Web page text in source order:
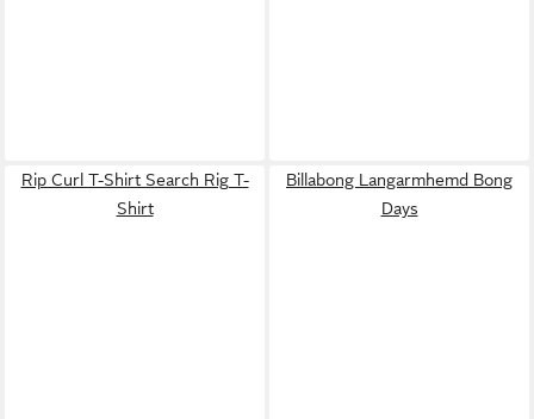
Rip Curl T-Shirt Search Rig T-
Shirt
Billabong Langarmhemd Bong
Days